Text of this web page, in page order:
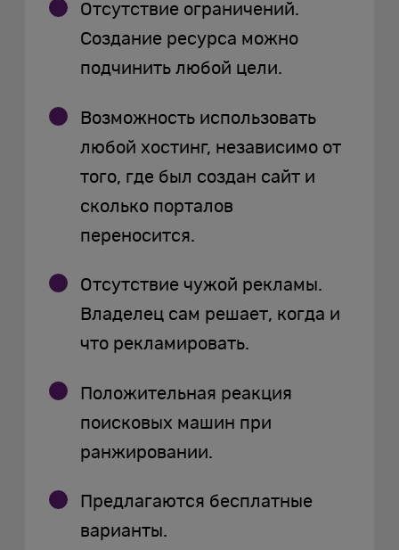
Отсутствие ограничений.
Создание ресурса можно
подчинить любой цели.
Возможность использовать
любой хостинг, независимо от
того, где был создан сайт и
сколько порталов
переносится.
Отсутствие чужой рекламы.
Владелец сам решает, когда и
что рекламировать.
Положительная реакция
поисковых машин при
ранжировании.
Предлагаются бесплатные
варианты.